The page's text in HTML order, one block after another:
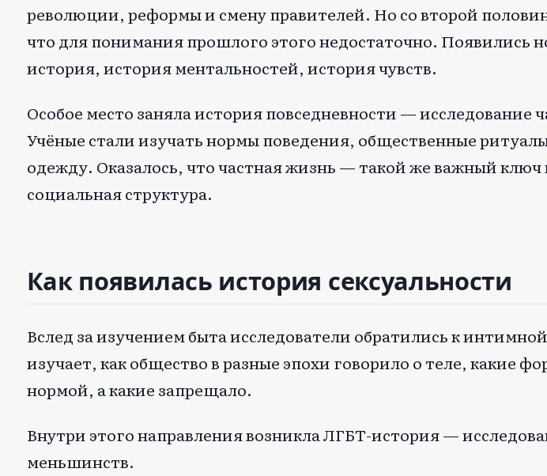
революции, реформы и смену правителей. Но со второй
что для понимания прошлого этого недостаточно. Появились
история, история ментальностей, история чувств.
Особое место заняла история повседневности —
Учёные стали изучать нормы поведения, общественные
одежду. Оказалось, что частная жизнь — такой же важный
социальная структура.
Как появилась история сексуальности
Вслед за изучением быта исследователи обратились к
изучает, как общество в разные эпохи говорило о теле, какие
нормой, а какие запрещало.
Внутри этого направления возникла ЛГБТ-история —
меньшинств.